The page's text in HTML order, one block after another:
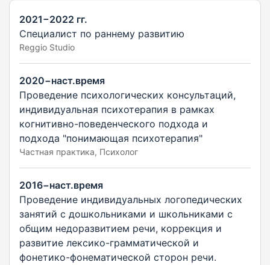
2021−2022 гг.
Специалист по раннему развитию
Reggio Studio
2020−наст.время
Проведение психологических консультаций,
индивидуальная психотерапия в рамках
когнитивно-поведенческого подхода и
подхода "понимающая психотерапия"
Частная практика, Психолог
2016−наст.время
Проведение индивидуальных логопедических
занятий с дошкольниками и школьниками с
общим недоразвитием речи, коррекция и
развитие лексико-грамматической и
фонетико-фонематической сторон речи.